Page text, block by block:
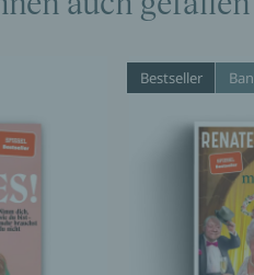
Bestseller